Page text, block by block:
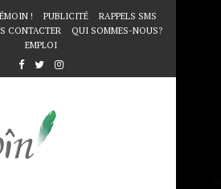
! PUBLICITÉ
RAPPELS SMS
CONTACTER
QUI SOMMES-NOUS?
EMPLOI